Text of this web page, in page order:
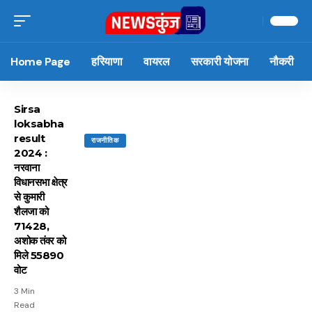
Home Page हरियाणा वायरल सरकारी योजना नौकरी
राजनीतिक
Sirsa
loksabha
result
2024 :
नरवाना
विधानसभा क्षेत्र
से कुमारी
शैलजा को
71428,
अशोक तंवर को
मिले 55890
वोट
3 Min
Read